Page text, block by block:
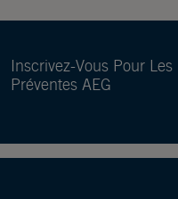
Inscrivez-Vous Pour
Préventes AEG